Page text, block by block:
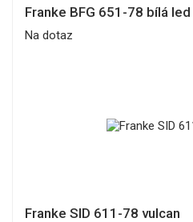
Franke BFG 651-78 bílá led
Na dotaz
Franke SID 611-78 vulcan